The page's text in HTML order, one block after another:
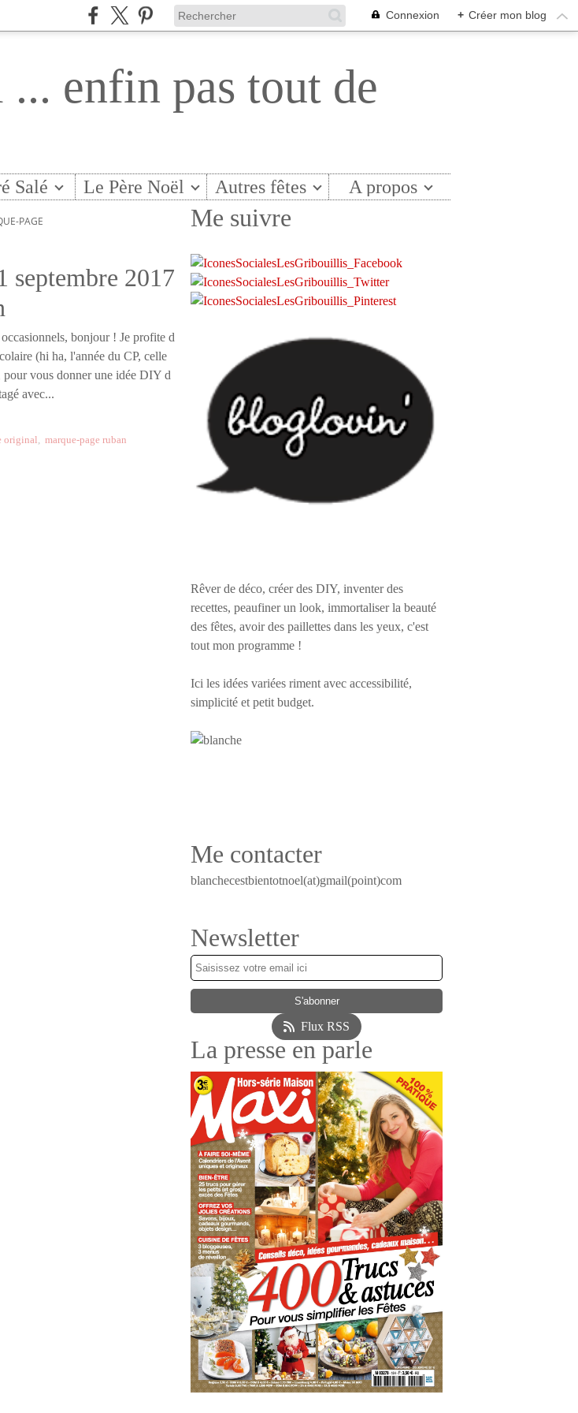
Connexion + Créer mon blog
enfin pas tout de
Salé Le Père Noël Autres fêtes A propos
PAGE
septembre 2017
bonjour ! Je profite d
(hi ha, l'année du CP, celle
vous donner une idée DIY d
avec...
original, marque-page ruban
Me suivre
Rêver de déco, créer des DIY, inventer des
recettes, peaufiner un look, immortaliser la beauté
des fêtes, avoir des paillettes dans les yeux, c'est
tout mon programme !
Ici les idées variées riment avec accessibilité,
simplicité et petit budget.
Me contacter
blanchecestbientotnoel(at)gmail(point)com
Newsletter
Flux RSS
La presse en parle